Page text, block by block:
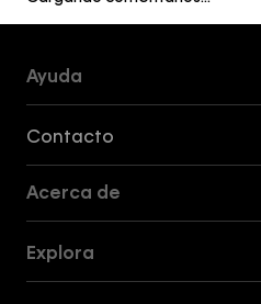
Ayuda
Contacto
Acerca de
Explora